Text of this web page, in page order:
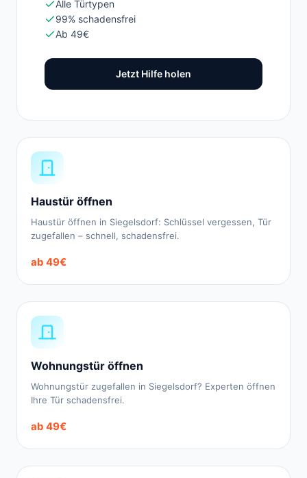
Alle Türtypen
99% schadensfrei
Ab 49€
Jetzt Hilfe holen
Haustür öffnen
Haustür öffnen in Siegelsdorf: Schlüssel vergessen, Tür
zugefallen – schnell, schadensfrei.
ab 49€
Wohnungstür öffnen
Wohnungstür zugefallen in Siegelsdorf? Experten öffnen
Ihre Tür schadensfrei.
ab 49€